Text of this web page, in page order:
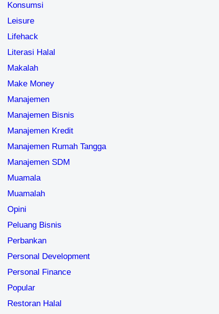
Konsumsi
Leisure
Lifehack
Literasi Halal
Makalah
Make Money
Manajemen
Manajemen Bisnis
Manajemen Kredit
Manajemen Rumah Tangga
Manajemen SDM
Muamala
Muamalah
Opini
Peluang Bisnis
Perbankan
Personal Development
Personal Finance
Popular
Restoran Halal